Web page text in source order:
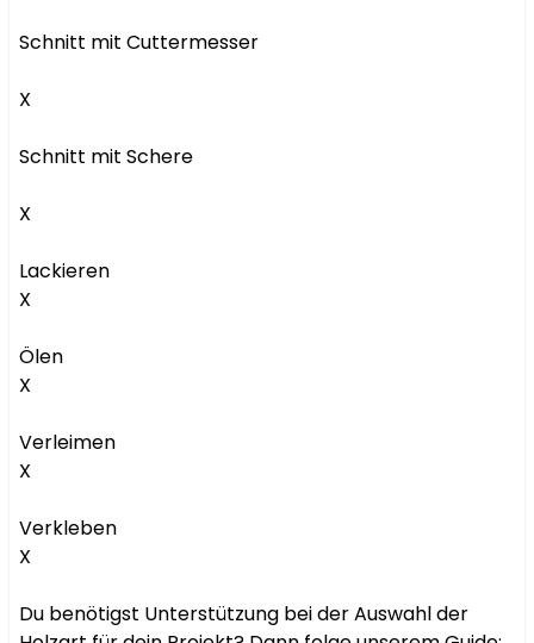
Schnitt mit Cuttermesser
X
Schnitt mit Schere
X
Lackieren
X
Ölen
X
Verleimen
X
Verkleben
X
Du benötigst Unterstützung bei der Auswahl der